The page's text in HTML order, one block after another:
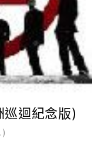
迴紀念版)